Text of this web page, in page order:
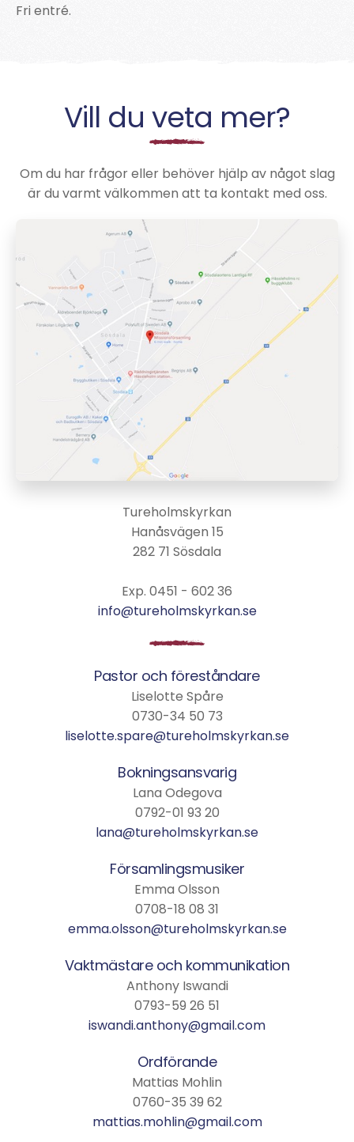
Fri entré.
Vill du veta mer?
Om du har frågor eller behöver hjälp av något slag
är du varmt välkommen att ta kontakt med oss.
Tureholmskyrkan
Hanåsvägen 15
282 71 Sösdala
Exp. 0451 - 602 36
info@tureholmskyrkan.se
Pastor och föreståndare
Liselotte Spåre
0730-34 50 73
liselotte.spare@tureholmskyrkan.se
Bokningsansvarig
Lana Odegova
0792-01 93 20
lana@tureholmskyrkan.se
Församlingsmusiker
Emma Olsson
0708-18 08 31
emma.olsson@tureholmskyrkan.se
Vaktmästare och kommunikation
Anthony Iswandi
0793-59 26 51
iswandi.anthony@gmail.com
Ordförande
Mattias Mohlin
0760-35 39 62
mattias.mohlin@gmail.com